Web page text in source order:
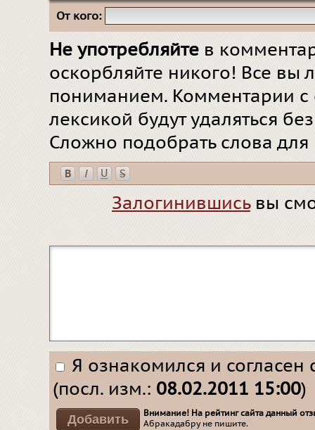
От кого:
Не употребляйте в
оскорбляйте никого! Все вы
пониманием. Комментарии
лексикой будут удаляться
Сложно подобрать слова
Залогинившисьвы
Я ознакомился и согласен
(посл. изм.: 08.02.2011 15:00)
Внимание! На рейтинг сайта данный
Абракадабру не пишите.